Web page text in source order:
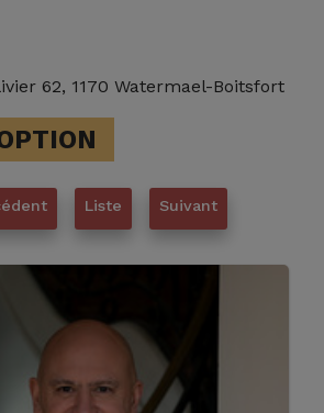
62, 1170 Watermael-Boitsfort
Liste Suivant